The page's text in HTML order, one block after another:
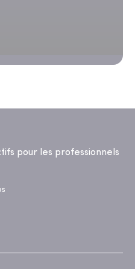
pour les professionnels